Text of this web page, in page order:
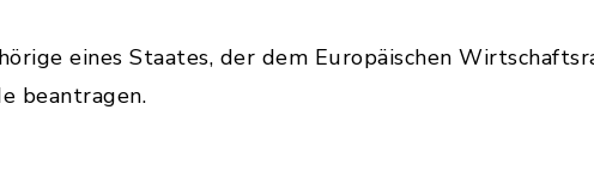
eines Staates, der dem Europäischen
beantragen.